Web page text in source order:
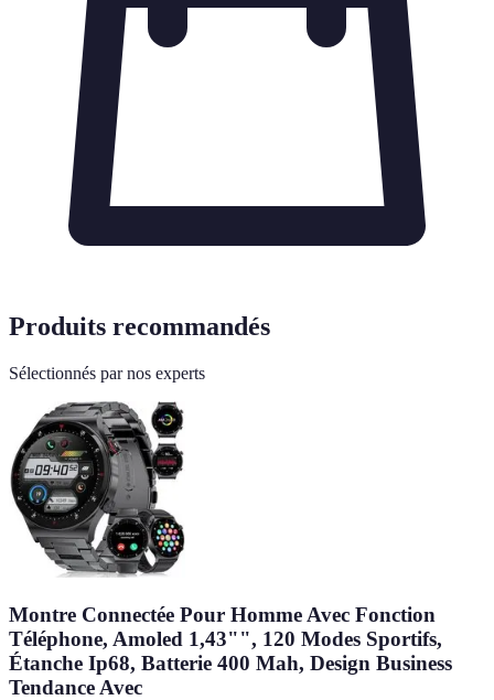
Produits recommandés
Sélectionnés par nos experts
Montre Connectée Pour Homme Avec Fonction
Téléphone, Amoled 1,43"", 120 Modes Sportifs,
Étanche Ip68, Batterie 400 Mah, Design Business
Tendance Avec